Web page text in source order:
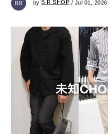
by B.R.SHOP / Jul 01, 2026